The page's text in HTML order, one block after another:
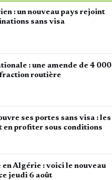
: un nouveau pays rejoint
sans visa
: une amende de 4 000
routière
ses portes sans visa : les
en profiter sous conditions
en Algérie : voici le nouveau
jeudi 6 août